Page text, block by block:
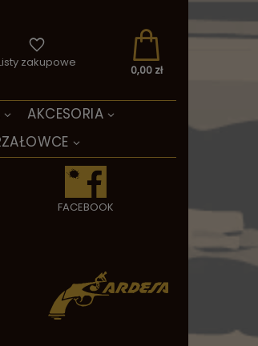
AKCESORIA
FACEBOOK
zakupowe
0,00 zł